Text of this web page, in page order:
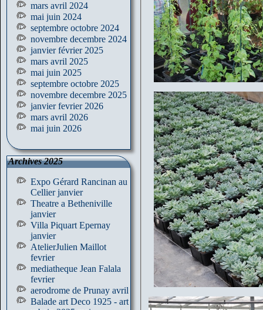
mars avril 2024
mai juin 2024
septembre octobre 2024
novembre decembre 2024
janvier février 2025
mars avril 2025
mai juin 2025
septembre octobre 2025
novembre decembre 2025
janvier fevrier 2026
mars avril 2026
mai juin 2026
Archives 2025
Expo Gérard Rancinan au
Cellier janvier
Theatre a Betheniville
janvier
Villa Piquart Epernay
janvier
AtelierJulien Maillot
fevrier
mediatheque Jean Falala
fevrier
aerodrome de Prunay avril
Balade art Deco 1925 - art